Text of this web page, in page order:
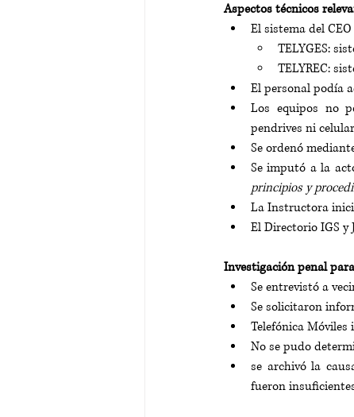
Aspectos técnicos
El sistema del
TELYGES:
TELYREC:
El personal podía
Los equipos no
pendrives ni
Se ordenó
Se imputó a la
principios y
La Instructora
El Directorio IGS y
Investigación penal
Se entrevistó a
Se solicitaron
Telefónica
No se pudo
se archivó la
fueron